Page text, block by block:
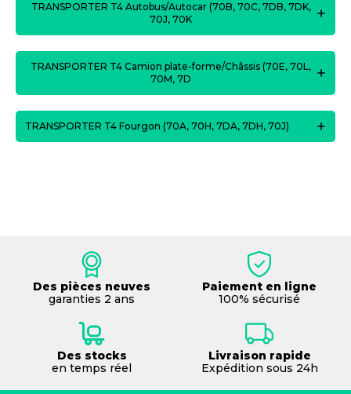
TRANSPORTER T4 Autobus/Autocar (70B, 70C, 7DB, 7DK,
70J, 70K
TRANSPORTER T4 Camion plate-forme/Châssis (70E, 70L,
70M, 7D
TRANSPORTER T4 Fourgon (70A, 70H, 7DA, 7DH, 70J)
Des pièces neuves
garanties 2 ans
Paiement en ligne
100% sécurisé
Des stocks
en temps réel
Livraison rapide
Expédition sous 24h